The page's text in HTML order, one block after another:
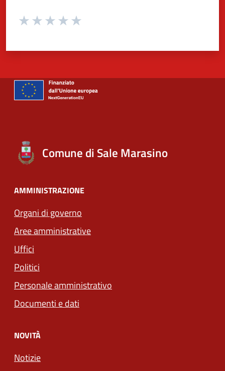
Valuta da 1 a 5 stelle la pagina
Comune di Sale Marasino
AMMINISTRAZIONE
Organi di governo
Aree amministrative
Uffici
Politici
Personale amministrativo
Documenti e dati
NOVITÀ
Notizie